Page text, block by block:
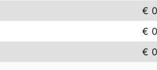
€
€
€